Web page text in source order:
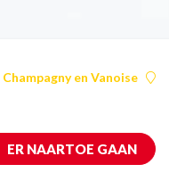
Champagny en Vanoise
ER NAARTOE GAAN